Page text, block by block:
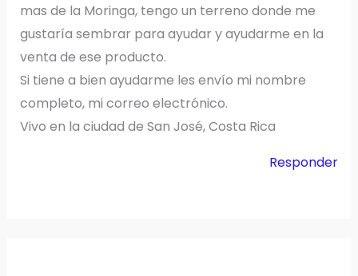
mas de la Moringa, tengo un terreno donde me
gustaría sembrar para ayudar y ayudarme en la
venta de ese producto.
Si tiene a bien ayudarme les envío mi nombre
completo, mi correo electrónico.
Vivo en la ciudad de San José, Costa Rica
Responder